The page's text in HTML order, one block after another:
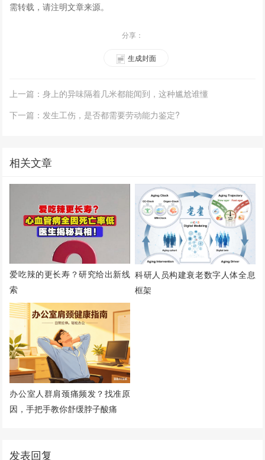
需转载，请注明文章来源。
分享：
生成封面
上一篇：身上的异味隔着几米都能闻到，这种尴尬谁懂
下一篇：发生工伤，是否都需要劳动能力鉴定?
相关文章
爱吃辣的更长寿？研究给出新线
索
科研人员构建衰老数字人体全息
框架
办公室人群肩颈痛频发？找准原
因，手把手教你舒缓脖子酸痛
发表回复